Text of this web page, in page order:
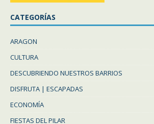
CATEGORÍAS
ARAGON
CULTURA
DESCUBRIENDO NUESTROS BARRIOS
DISFRUTA | ESCAPADAS
ECONOMÍA
FIESTAS DEL PILAR